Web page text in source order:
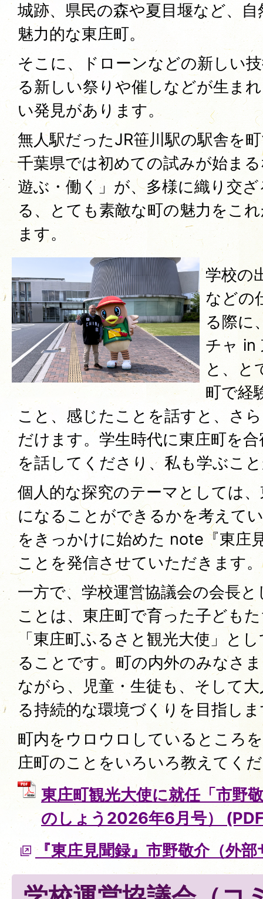
城跡、県民の森や夏目堰など、
魅力的な東庄町。
そこに、ドローンなどの新しい
る新しい祭りや催しなどが生ま
い発見があります。
無人駅だったJR笹川駅の駅舎を
千葉県では初めての試みが始ま
遊ぶ・働く」が、多様に織り交
る、とても素敵な町の魅力をこ
ます。
学校の
などの
る際に
チャ in
と、と
町で経
こと、感じたことを話すと、さ
だけます。学生時代に東庄町を
を話してくださり、私も学ぶこ
個人的な探究のテーマとしては
になることができるかを考えて
をきっかけに始めた note『東庄
ことを発信させていただきます。
一方で、学校運営協議会の会長
ことは、東庄町で育った子ども
「東庄町ふるさと観光大使」と
ることです。町の内外のみなさ
ながら、児童・生徒も、そして
る持続的な環境づくりを目指し
町内をウロウロしているところ
庄町のことをいろいろ教えてく
東庄町観光大使に就任「市野
のしょう2026年6月号）
『東庄見聞録』市野敬介（外